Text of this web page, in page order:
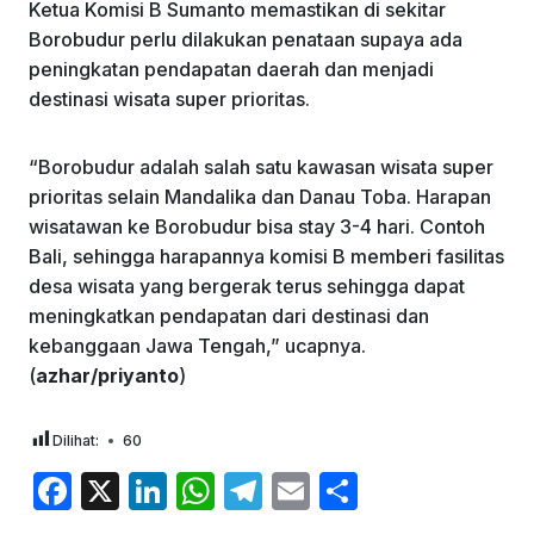
Ketua Komisi B Sumanto memastikan di sekitar
Borobudur perlu dilakukan penataan supaya ada
peningkatan pendapatan daerah dan menjadi
destinasi wisata super prioritas.
“Borobudur adalah salah satu kawasan wisata super
prioritas selain Mandalika dan Danau Toba. Harapan
wisatawan ke Borobudur bisa stay 3-4 hari. Contoh
Bali, sehingga harapannya komisi B memberi fasilitas
desa wisata yang bergerak terus sehingga dapat
meningkatkan pendapatan dari destinasi dan
kebanggaan Jawa Tengah,” ucapnya.
(azhar/priyanto)
Dilihat: 60
F
X
Li W T
E